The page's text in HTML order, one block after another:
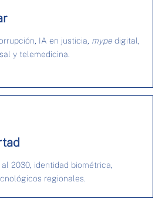
IA en justicia, mype digital,
y telemedicina.
2030, identidad biométrica,
regionales.